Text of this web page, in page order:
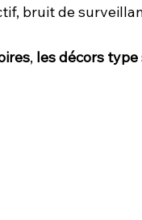
bruit de
, les décors